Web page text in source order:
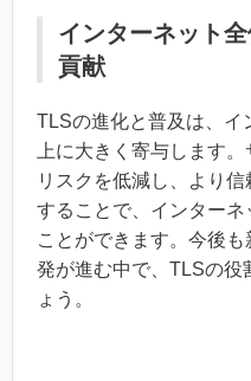
インターネット
貢献
TLSの進化と普及は、イ
上に大きく寄与します
リスクを低減し、より
することで、インター
ことができます。今後
発が進む中で、TLSの役
ょう。